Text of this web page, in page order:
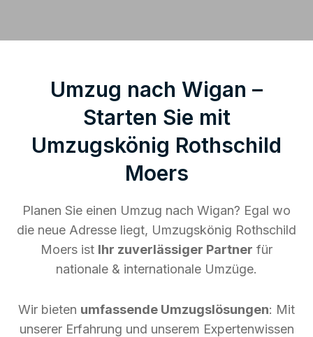
Umzug nach Wigan –
Starten Sie mit
Umzugskönig Rothschild
Moers
Planen Sie einen Umzug nach Wigan? Egal wo
die neue Adresse liegt, Umzugskönig Rothschild
Moers ist Ihr zuverlässiger Partner für
nationale & internationale Umzüge.
Wir bieten umfassende Umzugslösungen: Mit
unserer Erfahrung und unserem Expertenwissen